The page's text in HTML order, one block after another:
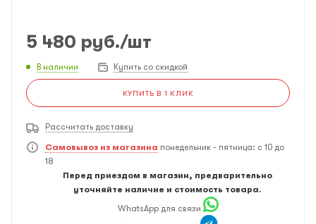
5 480 руб./шт
В наличии Купить со скидкой
КУПИТЬ В 1 КЛИК
Рассчитать доставку
Самовывоз из магазина понедельник - пятница: с 10 до
18
Перед приездом в магазин, предварительно
уточняйте наличие и стоимость товара.
WhatsApp для связи